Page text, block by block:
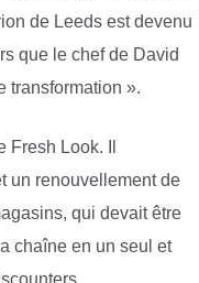
de Leeds est devenu
que le chef de David
transformation ».
Fresh Look. Il
un renouvellement de
qui devait être
chaîne en un seul et